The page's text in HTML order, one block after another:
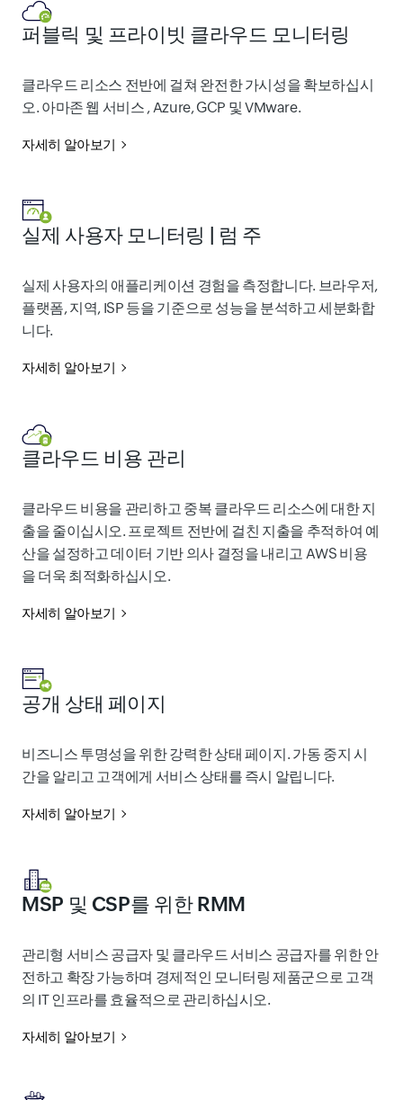
퍼블릭 및 프라이빗 클라우드 모니터링
클라우드 리소스 전반에 걸쳐 완전한 가시성을 확보하십시
오. 아마존 웹 서비스 , Azure, GCP 및 VMware.
자세히 알아보기
실제 사용자 모니터링 | 럼 주
실제 사용자의 애플리케이션 경험을 측정합니다. 브라우저,
플랫폼, 지역, ISP 등을 기준으로 성능을 분석하고 세분화합
니다.
자세히 알아보기
클라우드 비용 관리
클라우드 비용을 관리하고 중복 클라우드 리소스에 대한 지
출을 줄이십시오. 프로젝트 전반에 걸친 지출을 추적하여 예
산을 설정하고 데이터 기반 의사 결정을 내리고 AWS 비용
을 더욱 최적화하십시오.
자세히 알아보기
공개 상태 페이지
비즈니스 투명성을 위한 강력한 상태 페이지. 가동 중지 시
간을 알리고 고객에게 서비스 상태를 즉시 알립니다.
자세히 알아보기
MSP 및 CSP를 위한 RMM
관리형 서비스 공급자 및 클라우드 서비스 공급자를 위한 안
전하고 확장 가능하며 경제적인 모니터링 제품군으로 고객
의 IT 인프라를 효율적으로 관리하십시오.
자세히 알아보기